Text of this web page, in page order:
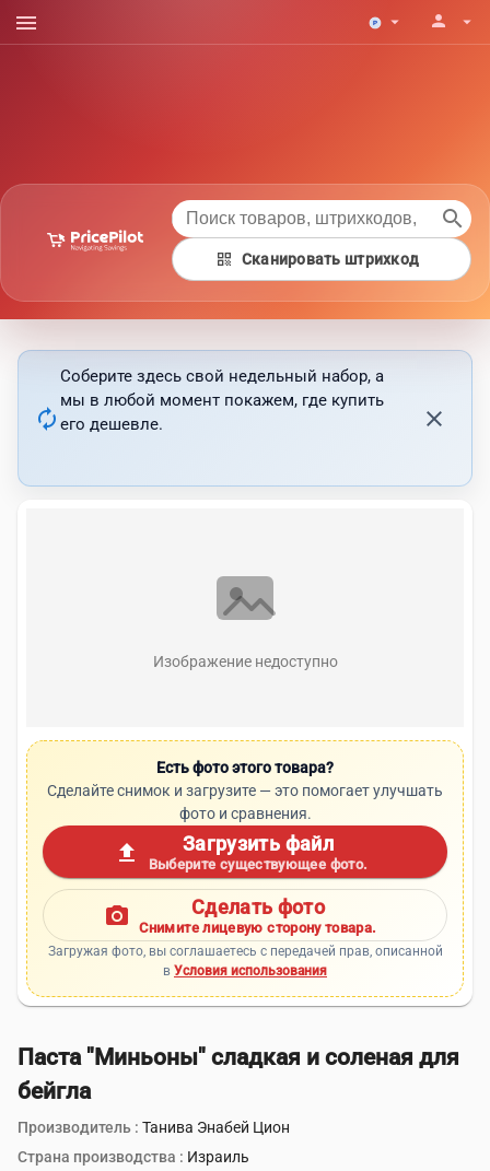
menu arrow_drop_down person arrow_drop_down
search
qr_code Сканировать штрихкод
autorenew
Соберите здесь свой недельный набор, а
мы в любой момент покажем, где купить
его дешевле.
close
Изображение недоступно
Есть фото этого товара?
Сделайте снимок и загрузите — это помогает улучшать
фото и сравнения.
upload Загрузить файл
Выберите существующее фото.
photo_camera Сделать фото
Снимите лицевую сторону товара.
Загружая фото, вы соглашаетесь с передачей прав, описанной
в Условия использования
Паста "Миньоны" сладкая и соленая для
бейгла
Производитель : Танива Энабей Цион
Страна производства : Израиль